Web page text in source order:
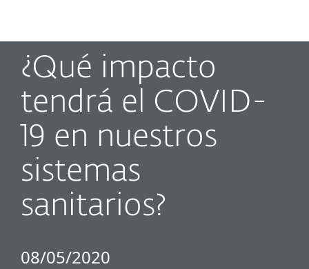
¿Qué impacto
tendrá el COVID-
19 en nuestros
sistemas
sanitarios?
08/05/2020